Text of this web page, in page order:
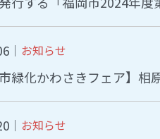
市緑化かわさきフェア】
お知らせ
お知らせ